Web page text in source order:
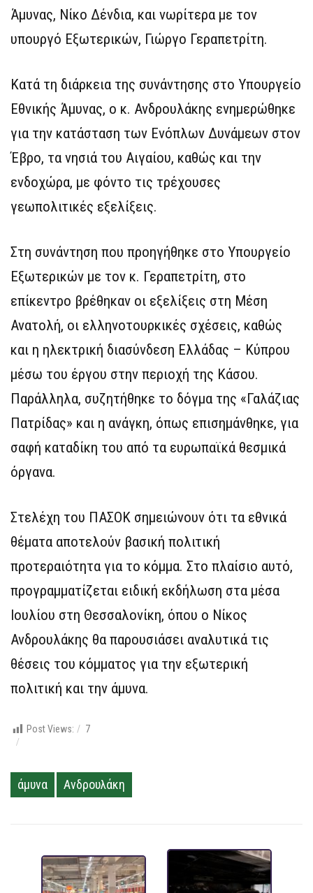
Άμυνας, Νίκο Δένδια, και νωρίτερα με τον
υπουργό Εξωτερικών, Γιώργο Γεραπετρίτη.
Κατά τη διάρκεια της συνάντησης στο Υπουργείο
Εθνικής Άμυνας, ο κ. Ανδρουλάκης ενημερώθηκε
για την κατάσταση των Ενόπλων Δυνάμεων στον
Έβρο, τα νησιά του Αιγαίου, καθώς και την
ενδοχώρα, με φόντο τις τρέχουσες
γεωπολιτικές εξελίξεις.
Στη συνάντηση που προηγήθηκε στο Υπουργείο
Εξωτερικών με τον κ. Γεραπετρίτη, στο
επίκεντρο βρέθηκαν οι εξελίξεις στη Μέση
Ανατολή, οι ελληνοτουρκικές σχέσεις, καθώς
και η ηλεκτρική διασύνδεση Ελλάδας – Κύπρου
μέσω του έργου στην περιοχή της Κάσου.
Παράλληλα, συζητήθηκε το δόγμα της «Γαλάζιας
Πατρίδας» και η ανάγκη, όπως επισημάνθηκε, για
σαφή καταδίκη του από τα ευρωπαϊκά θεσμικά
όργανα.
Στελέχη του ΠΑΣΟΚ σημειώνουν ότι τα εθνικά
θέματα αποτελούν βασική πολιτική
προτεραιότητα για το κόμμα. Στο πλαίσιο αυτό,
προγραμματίζεται ειδική εκδήλωση στα μέσα
Ιουλίου στη Θεσσαλονίκη, όπου ο Νίκος
Ανδρουλάκης θα παρουσιάσει αναλυτικά τις
θέσεις του κόμματος για την εξωτερική
πολιτική και την άμυνα.
Post Views: 7
άμυνα Ανδρουλάκη